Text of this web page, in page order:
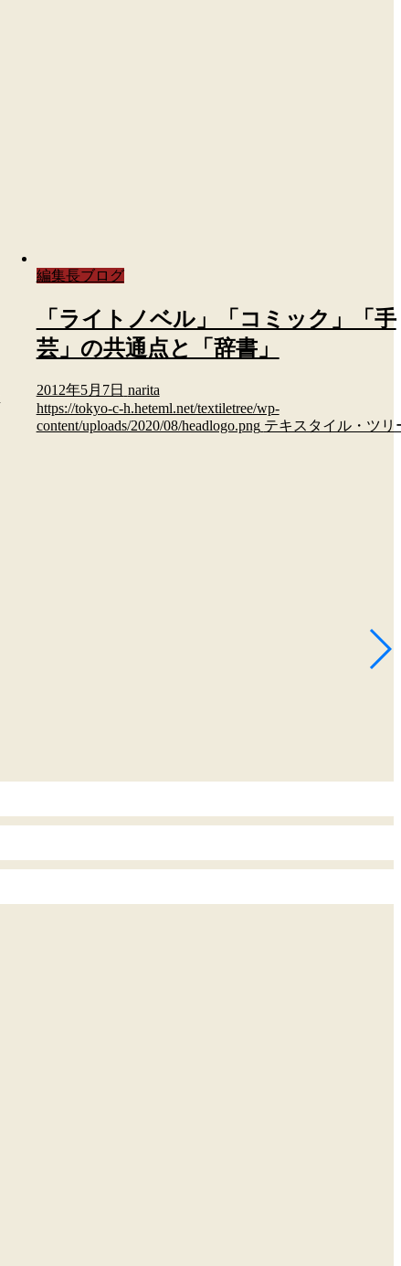
編集長ブログ
「ライトノベル」「コミック」「手
芸」の共通点と「辞書」
2012年5月7日 narita
https://tokyo-c-h.heteml.net/textiletree/wp-
content/uploads/2020/08/headlogo.png テキスタイル・ツリ